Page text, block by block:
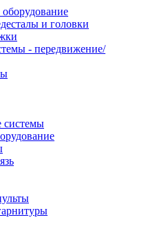
и головки
- передвижение/
системы